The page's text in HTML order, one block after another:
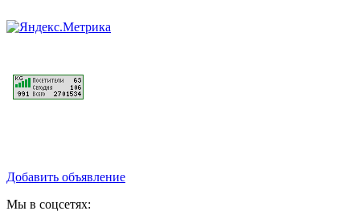
Добавить объявление
Мы в соцсетях: